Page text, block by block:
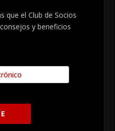
que el Club de Socios
y beneficios